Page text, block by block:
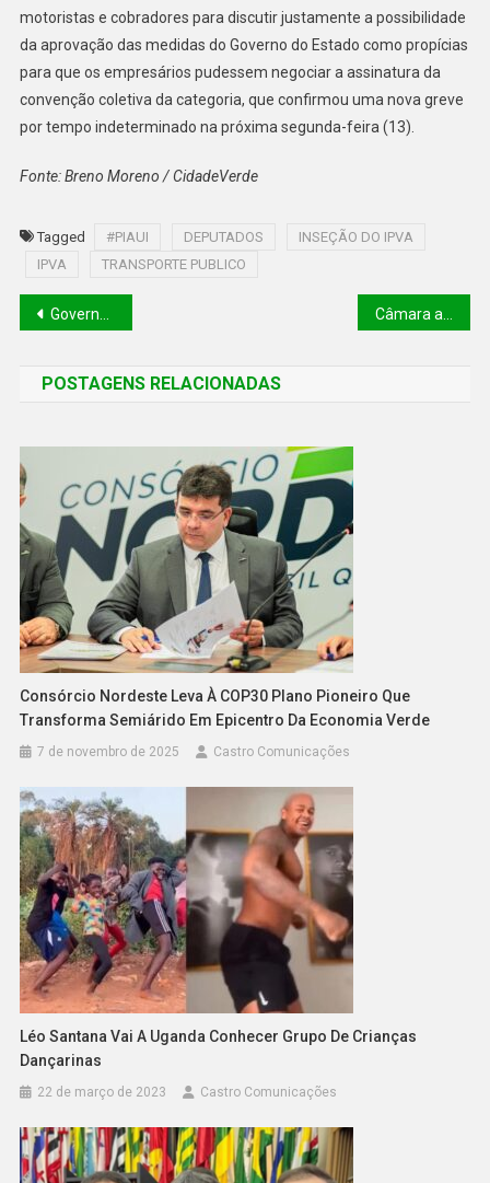
motoristas e cobradores para discutir justamente a possibilidade
da aprovação das medidas do Governo do Estado como propícias
para que os empresários pudessem negociar a assinatura da
convenção coletiva da categoria, que confirmou uma nova greve
por tempo indeterminado na próxima segunda-feira (13).
Fonte: Breno Moreno / CidadeVerde
Tagged #PIAUI DEPUTADOS
INSEÇÃO DO IPVA
IPVA
TRANSPORTE PUBLICO
Governo descarta volta do 13º para beneficiário do Bolsa Família
POSTAGENS RELACIONADAS
Consórcio Nordeste Leva À COP30 Plano Pioneiro Que
Transforma Semiárido Em Epicentro Da Economia Verde
7 de novembro de 2025 Castro Comunicações
Léo Santana Vai A Uganda Conhecer Grupo De Crianças
Dançarinas
22 de março de 2023 Castro Comunicações